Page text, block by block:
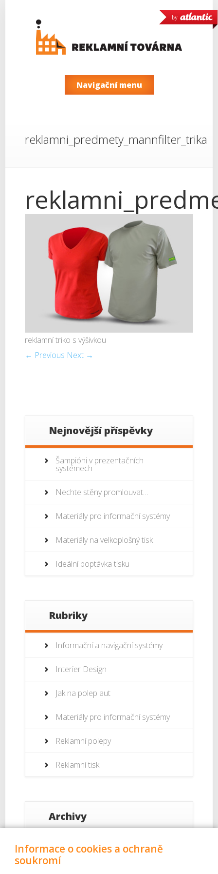
by
Navigační menu
reklamni_predmety_mannfilter_trika
reklamní triko s výšivkou
← Previous Next →
Nejnovější příspěvky
Šampióni v prezentačních
systémech
Nechte stěny promlouvat…
Materiály pro informační systémy
Materiály na velkoplošný tisk
Ideální poptávka tisku
Rubriky
Informační a navigační systémy
Interier Design
Jak na polep aut
Materiály pro informační systémy
Reklamní polepy
Reklamní tisk
Archivy
Září 2017
Informace o cookies a ochraně
soukromí